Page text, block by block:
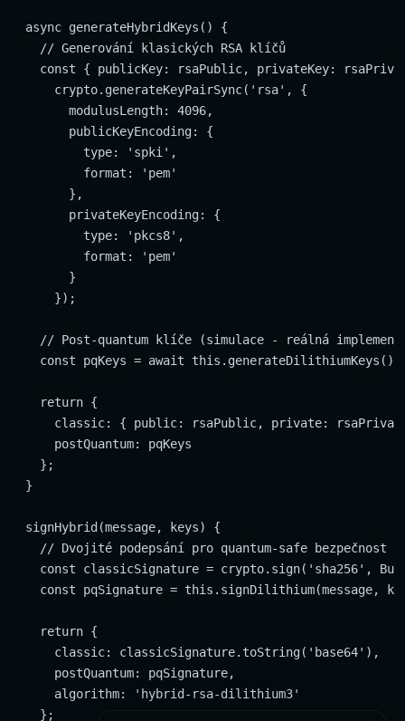
  async generateHybridKeys() {
    // Generování klasických RSA klíčů
const { publicKey: rsaPublic, privateKey:
      crypto.generateKeyPairSync('rsa', {
        modulusLength: 4096,
        publicKeyEncoding: {
          type: 'spki',
          format: 'pem'
        },
        privateKeyEncoding: {
          type: 'pkcs8',
          format: 'pem'
        }
      });
// Post-quantum klíče (simulace - reálná
    const pqKeys = await this.generateDilithiumKeys();
    return {
classic: { public: rsaPublic, private:
      postQuantum: pqKeys
    };
  }
  signHybrid(message, keys) {
    // Dvojité podepsání pro quantum-safe bezpečnost
const classicSignature = crypto.sign('sha256',
const pqSignature = this.signDilithium(message,
    return {
      classic: classicSignature.toString('base64'),
      postQuantum: pqSignature,
      algorithm: 'hybrid-rsa-dilithium3'
    };